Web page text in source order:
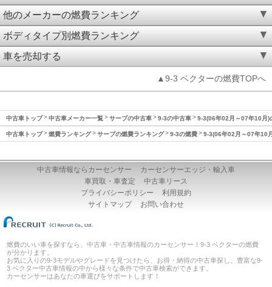
他のメーカーの燃費ランキング
ボディタイプ別燃費ランキング
車を売却する
▲9-3 ベクターの燃費TOPへ
中古車トップ 中古車メーカー一覧 サーブの中古車 9-3の中古車 9-3(06年02月～07年10月)
中古車トップ 燃費ランキング サーブの燃費ランキング 9-3の燃費 9-3(06年02月～07年10
中古車情報ならカーセンサー
カーセンサーエッジ・輸入車
車買取・車査定
中古車リース
プライバシーポリシー
利用規約
サイトマップ
お問い合わせ
燃費のいい車を探すなら、中古車・中古車情報のカーセンサー！9-3 ベクターの燃費
が分かります。
お気に入りの9-3モデルやグレードを見つけたら、お得・納得の中古車探し。豊富な9-
3 ベクター中古車情報の中から様々な条件で中古車検索ができます。
カーセンサーはあなたの車選びをサポートします！